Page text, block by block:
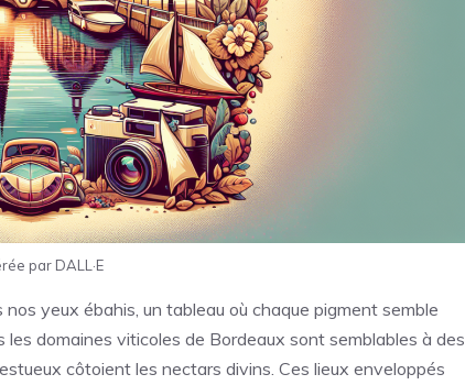
par DALL·E
yeux ébahis, un tableau où chaque pigment semble
les domaines viticoles de Bordeaux sont semblables à des
côtoient les nectars divins. Ces lieux enveloppés